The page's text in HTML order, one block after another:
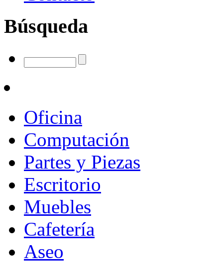
Búsqueda
Oficina
Computación
Partes y Piezas
Escritorio
Muebles
Cafetería
Aseo